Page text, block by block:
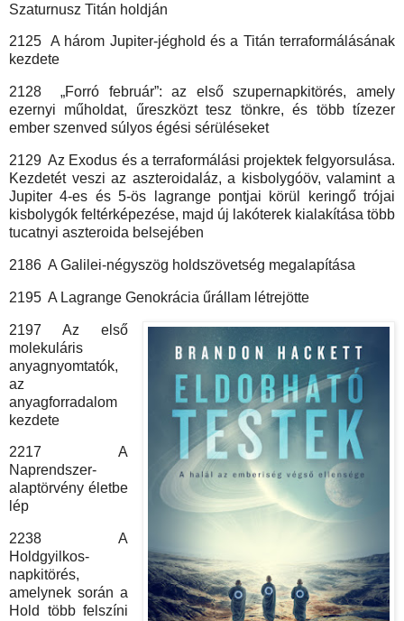
Szaturnusz Titán holdján
2125 A három Jupiter-jéghold és a Titán terraformálásának
kezdete
2128 „Forró február”: az első szupernapkitörés, amely
ezernyi műholdat, űreszközt tesz tönkre, és több tízezer
ember szenved súlyos égési sérüléseket
2129 Az Exodus és a terraformálási projektek felgyorsulása.
Kezdetét veszi az aszteroidaláz, a kisbolygóöv, valamint a
Jupiter 4-es és 5-ös lagrange pontjai körül keringő trójai
kisbolygók feltérképezése, majd új lakóterek kialakítása több
tucatnyi aszteroida belsejében
2186 A Galilei-négyszög holdszövetség megalapítása
2195 A Lagrange Genokrácia űrállam létrejötte
2197 Az első
molekuláris
anyagnyomtatók,
az
anyagforradalom
kezdete
2217 A
Naprendszer-
alaptörvény életbe
lép
2238 A
Holdgyilkos-
napkitörés,
amelynek során a
Hold több felszíni